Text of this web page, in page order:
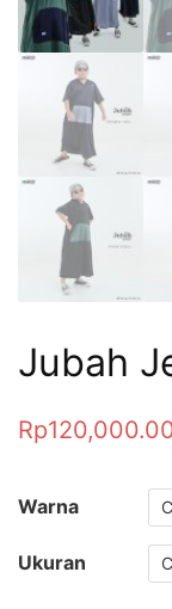
Jubah
Rp
Warna
Ukuran